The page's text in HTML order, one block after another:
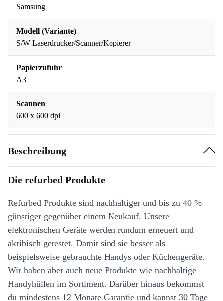
Samsung
Modell (Variante)
S/W Laserdrucker/Scanner/Kopierer
Papierzufuhr
A3
Scannen
600 x 600 dpi
Beschreibung
Die refurbed Produkte
Refurbed Produkte sind nachhaltiger und bis zu 40 %
günstiger gegenüber einem Neukauf. Unsere
elektronischen Geräte werden rundum erneuert und
akribisch getestet. Damit sind sie besser als
beispielsweise gebrauchte Handys oder Küchengeräte.
Wir haben aber auch neue Produkte wie nachhaltige
Handyhüllen im Sortiment. Darüber hinaus bekommst
du mindestens 12 Monate Garantie und kannst 30 Tage